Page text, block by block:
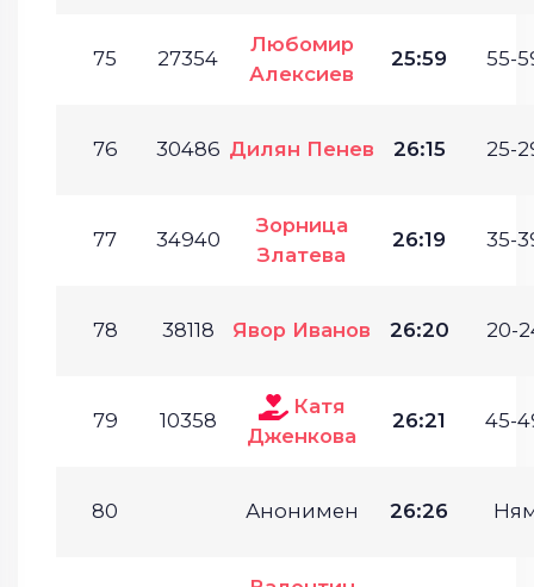
75 27354
Любомир
Алексиев
25:59 55-
76 30486 Дилян Пенев 26:15 25-
77 34940
Зорница
Златева
26:19 35-
78 38118 Явор Иванов 26:20 20-
79 10358
Катя
Дженкова
26:21 45-
80 Анонимен 26:26